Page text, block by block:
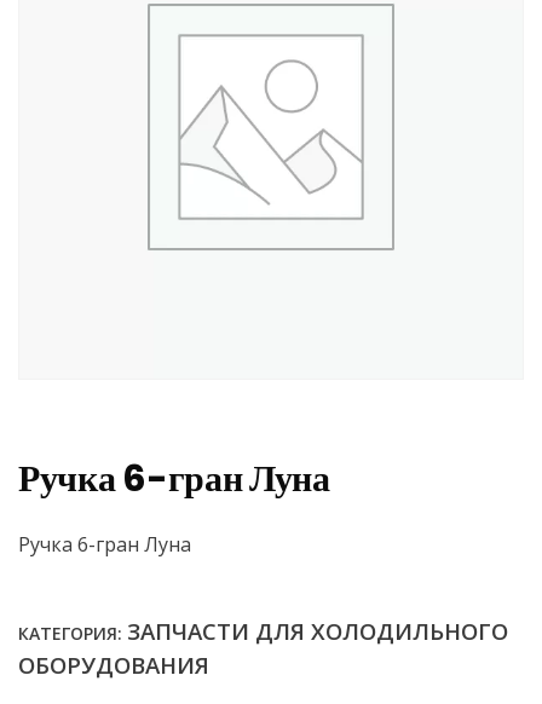
Ручка 6-гран Луна
Ручка 6-гран Луна
КАТЕГОРИЯ: ЗАПЧАСТИ ДЛЯ ХОЛОДИЛЬНОГО
ОБОРУДОВАНИЯ